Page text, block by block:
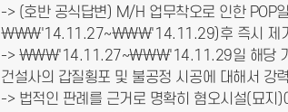
-> (호반 공식답변) M/H 업무착오로 인한 POP
\\\'14.11.27~\\\'14.11.29)후 즉시 제거하
-> \\\'14.11.27~\\\'14.11.29일 해당 기간
건설사의 갑질횡포 및 불공정 시공에 대해서 강
-> 법적인 판례를 근거로 명확히 혐오시설(묘지